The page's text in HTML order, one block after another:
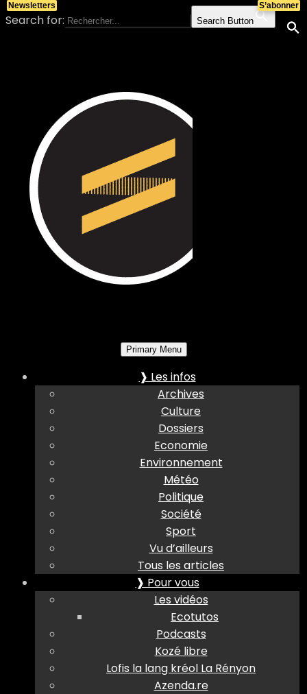
Search for: Search Button
Primary Menu
❱ Les infos
Archives
Culture
Dossiers
Economie
Environnement
Météo
Politique
Société
Sport
Vu d’ailleurs
Tous les articles
❱ Pour vous
Les vidéos
Ecotutos
Podcasts
Kozé libre
Lofis la lang kréol La Rényon
Azenda.re
S’abonner
Newsletters